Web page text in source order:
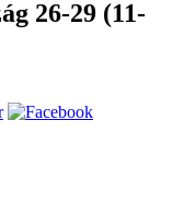
26-29 (11-